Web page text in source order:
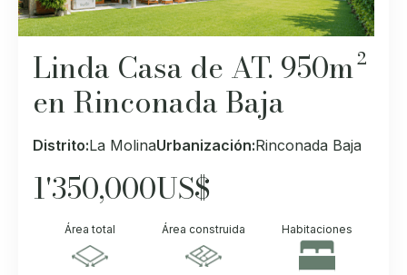
Linda Casa de AT. 950m²
en Rinconada Baja
Distrito:La MolinaUrbanización:Rinconada Baja
1'350,000US$
Área total Área construida Habitaciones